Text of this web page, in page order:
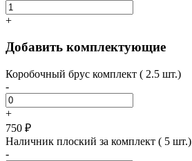
+
Добавить комплектующие
Коробочный брус комплект ( 2.5 шт.)
-
+
750 ₽
Наличник плоский за комплект ( 5 шт.)
-